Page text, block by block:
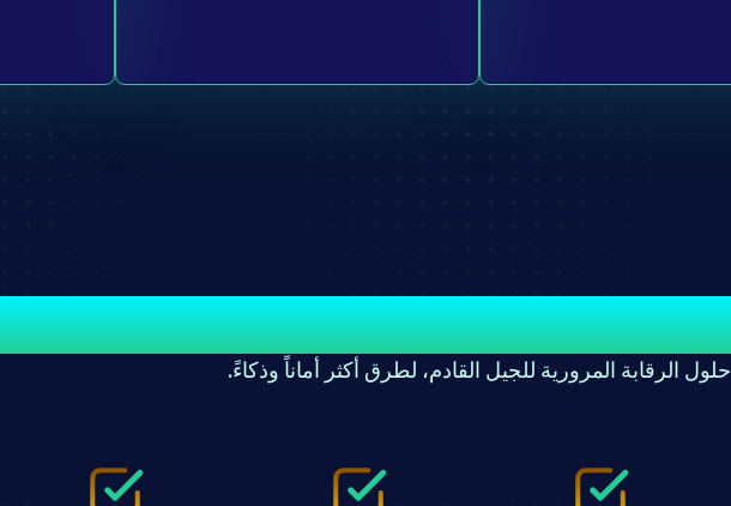
ما نقدمه
حلول الرقابة المرورية للجيل القادم، لطرق أكثر أماناً وذكاءً.